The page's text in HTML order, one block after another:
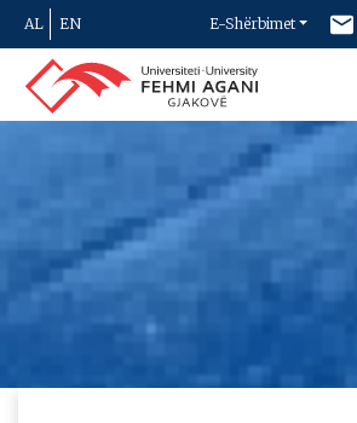
AL EN E-Shërbimet
Newsletter